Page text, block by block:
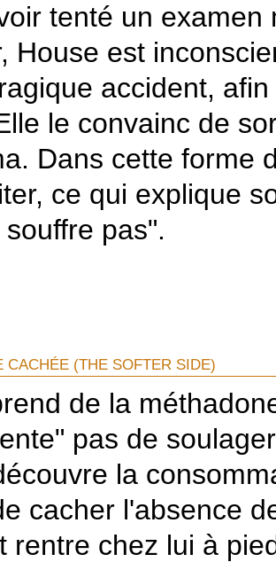
tenté un
House est
accident,
le convainc de
Dans cette forme
ce qui explique
pas".
CACHÉE (THE SOFTER SIDE)
de la
pas de
la
cacher l'absence
rentre chez lui à